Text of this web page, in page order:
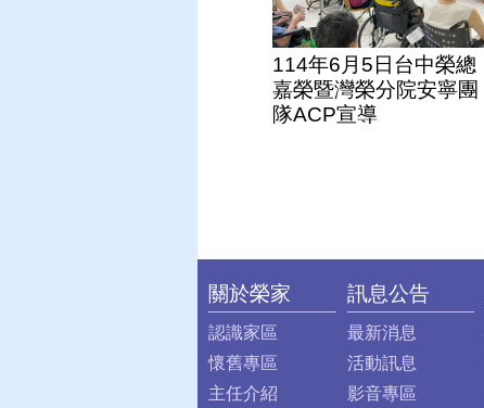
114年6月5日台中榮總
嘉榮暨灣榮分院安寧團
隊ACP宣導
:::
關於榮家
認識家區
懷舊專區
主任介紹
訊息公告
最新消息
活動訊息
影音專區